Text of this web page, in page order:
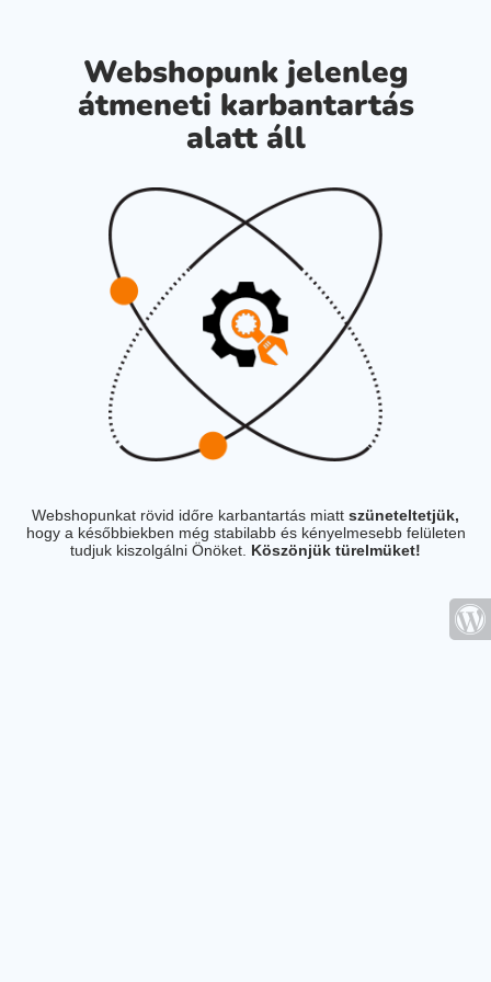
Webshopunk jelenleg
átmeneti karbantartás
alatt áll
Webshopunkat rövid időre karbantartás miatt szüneteltetjük,
hogy a későbbiekben még stabilabb és kényelmesebb felületen
tudjuk kiszolgálni Önöket. Köszönjük türelmüket!